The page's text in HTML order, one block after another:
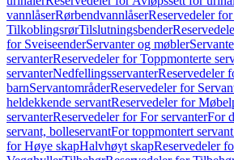
vannlåserRørbendvannlåserReservedeler
TilkoblingsrørTilslutningsbender
for SveiseenderServanter og møbler
servanterReservedeler for Toppmonterte
servanterNedfellingsservanterReservedeler
barnServantområderReservedeler for
heldekkende servantReservedeler for
servanterReservedeler for For servanterFor
servant, bolleservantFor toppmontert
for Høye skapHalvhøyt skapReservedeler